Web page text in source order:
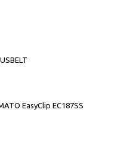
EasyClip EC187SS